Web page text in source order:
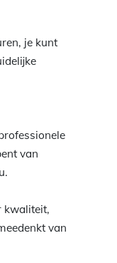
je kunt
van
kwaliteit,
van